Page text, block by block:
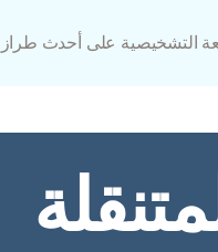
التشخيصية على أحدث طراز